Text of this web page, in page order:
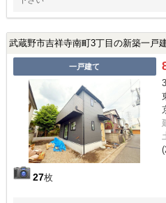
武蔵野市吉祥寺南町3丁目の新築一戸
一戸建て
27枚